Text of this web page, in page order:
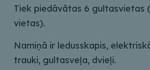
Tiek piedāvātas 6 gultasvietas
vietas).
Namiņā ir ledusskapis,
trauki, gultasveļa, dvieļi.